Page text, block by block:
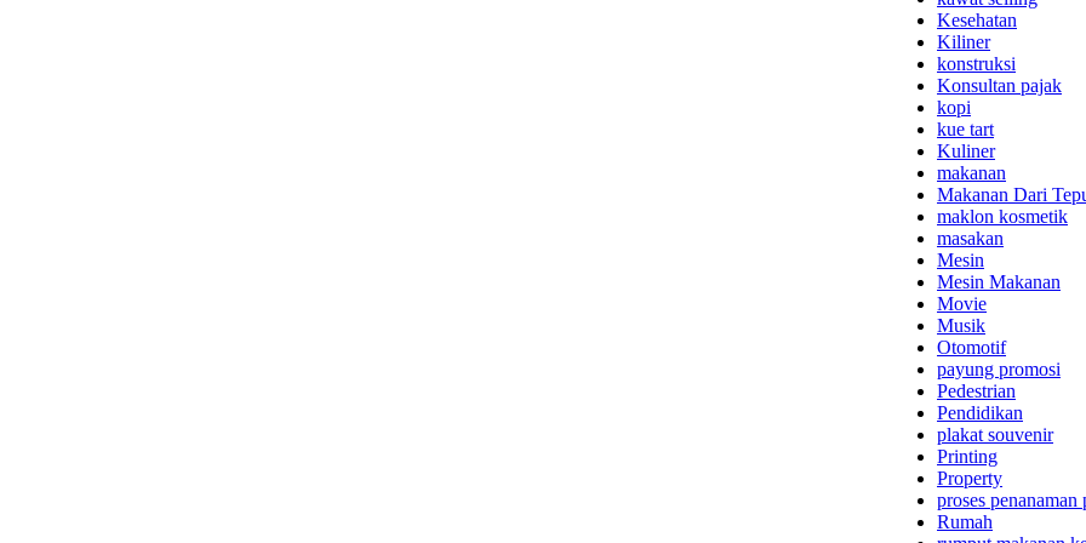
Kesehatan
Kiliner
konstruksi
Konsultan pajak
kopi
kue tart
Kuliner
makanan
Makanan Dari
maklon kosmetik
masakan
Mesin
Mesin Makanan
Movie
Musik
Otomotif
payung promosi
Pedestrian
Pendidikan
plakat souvenir
Printing
Property
proses penanaman
Rumah